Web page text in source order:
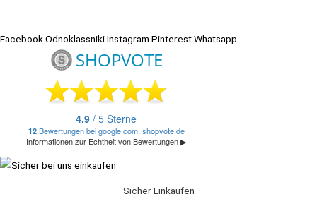
FacebookOdnoklassnikiInstagram PinterestWhatsapp
Sicher Einkaufen